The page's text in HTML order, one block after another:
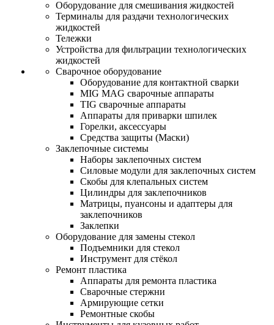
Оборудование для смешивания жидкостей
Терминалы для раздачи технологических
жидкостей
Тележки
Устройства для фильтрации технологических
жидкостей
Сварочное оборудование
Оборудование для контактной сварки
MIG MAG сварочные аппараты
TIG сварочные аппараты
Аппараты для приварки шпилек
Горелки, аксессуары
Средства защиты (Маски)
Заклепочные системы
Наборы заклепочных систем
Силовые модули для заклепочных систем
Скобы для клепальных систем
Цилиндры для заклепочников
Матрицы, пуансоны и адаптеры для
заклепочников
Заклепки
Оборудование для замены стекол
Подъемники для стекол
Инструмент для стёкол
Ремонт пластика
Аппараты для ремонта пластика
Сварочные стержни
Армирующие сетки
Ремонтные скобы